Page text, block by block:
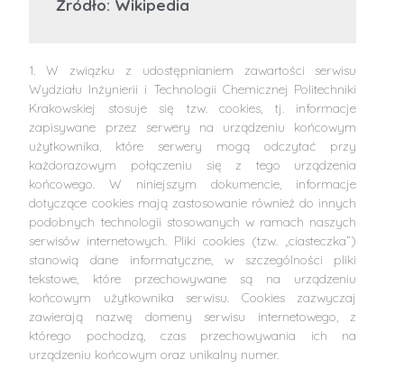
Źródło: Wikipedia
1. W związku z udostępnianiem zawartości serwisu
Wydziału Inżynierii i Technologii Chemicznej Politechniki
Krakowskiej stosuje się tzw. cookies, tj. informacje
zapisywane przez serwery na urządzeniu końcowym
użytkownika, które serwery mogą odczytać przy
każdorazowym połączeniu się z tego urządzenia
końcowego. W niniejszym dokumencie, informacje
dotyczące cookies mają zastosowanie również do innych
podobnych technologii stosowanych w ramach naszych
serwisów internetowych. Pliki cookies (tzw. „ciasteczka”)
stanowią dane informatyczne, w szczególności pliki
tekstowe, które przechowywane są na urządzeniu
końcowym użytkownika serwisu. Cookies zazwyczaj
zawierają nazwę domeny serwisu internetowego, z
którego pochodzą, czas przechowywania ich na
urządzeniu końcowym oraz unikalny numer.